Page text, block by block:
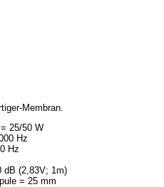
Membran.
25/50 W
Hz
Hz
dB (2,83V; 1m)
= 25 mm